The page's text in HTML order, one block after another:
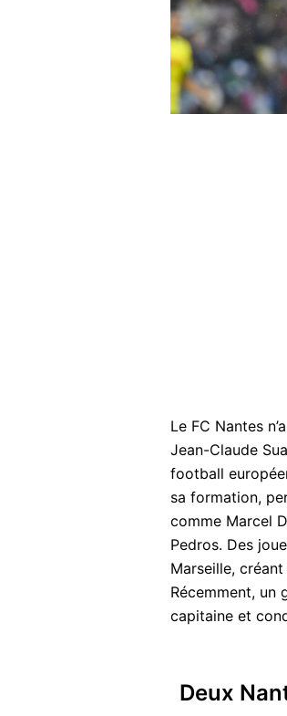
Le FC Nantes
Jean-Claude
football
sa formation,
comme Marcel
Pedros. Des
Marseille,
Récemment, un
capitaine et
Deux